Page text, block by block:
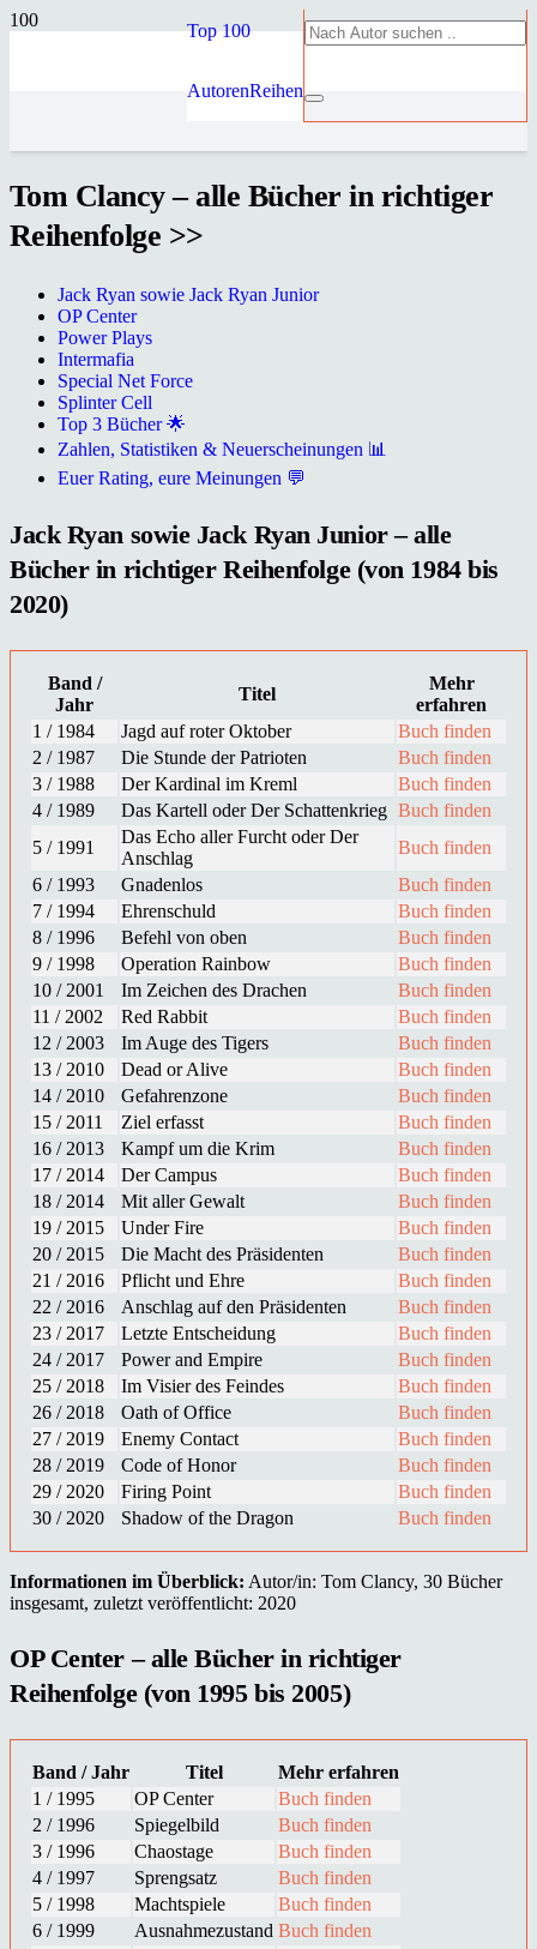
Top 100
AutorenReihen
Tom Clancy – alle Bücher in richtiger
Reihenfolge >>
Jack Ryan sowie Jack Ryan Junior
OP Center
Power Plays
Intermafia
Special Net Force
Splinter Cell
Top 3 Bücher 🌟
Zahlen, Statistiken & Neuerscheinungen 📊
Euer Rating, eure Meinungen 💬
Jack Ryan sowie Jack Ryan Junior – alle
Bücher in richtiger Reihenfolge (von 1984 bis
2020)
Band /
Jahr
Titel
Mehr
erfahren
1 / 1984
Jagd auf roter Oktober
Buch finden
2 / 1987
Die Stunde der Patrioten
Buch finden
3 / 1988
Der Kardinal im Kreml
Buch finden
4 / 1989
Das Kartell oder Der Schattenkrieg Buch finden
5 / 1991
Das Echo aller Furcht oder Der
Anschlag
Buch finden
6 / 1993
Gnadenlos
Buch finden
7 / 1994
Ehrenschuld
Buch finden
8 / 1996
Befehl von oben
Buch finden
9 / 1998
Operation Rainbow
Buch finden
10 / 2001
Im Zeichen des Drachen
Buch finden
11 / 2002
Red Rabbit
Buch finden
12 / 2003
Im Auge des Tigers
Buch finden
13 / 2010
Dead or Alive
Buch finden
14 / 2010
Gefahrenzone
Buch finden
15 / 2011
Ziel erfasst
Buch finden
16 / 2013
Kampf um die Krim
Buch finden
17 / 2014
Der Campus
Buch finden
18 / 2014
Mit aller Gewalt
Buch finden
19 / 2015
Under Fire
Buch finden
20 / 2015
Die Macht des Präsidenten
Buch finden
21 / 2016
Pflicht und Ehre
Buch finden
22 / 2016
Anschlag auf den Präsidenten
Buch finden
23 / 2017
Letzte Entscheidung
Buch finden
24 / 2017
Power and Empire
Buch finden
25 / 2018
Im Visier des Feindes
Buch finden
26 / 2018
Oath of Office
Buch finden
27 / 2019
Enemy Contact
Buch finden
28 / 2019
Code of Honor
Buch finden
29 / 2020
Firing Point
Buch finden
30 / 2020
Shadow of the Dragon Buch finden
Informationen im Überblick: Autor/in: Tom Clancy, 30 Bücher
insgesamt, zuletzt veröffentlicht: 2020
OP Center – alle Bücher in richtiger
Reihenfolge (von 1995 bis 2005)
Band / Jahr Titel
Mehr erfahren
1 / 1995
OP Center
Buch finden
2 / 1996
Spiegelbild
Buch finden
3 / 1996
Chaostage
Buch finden
4 / 1997
Sprengsatz
Buch finden
5 / 1998
Machtspiele
Buch finden
6 / 1999
Ausnahmezustand Buch finden